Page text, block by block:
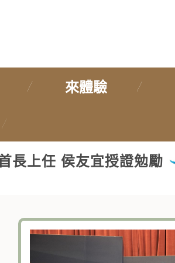
來體驗
長上任 侯友宜授證勉勵